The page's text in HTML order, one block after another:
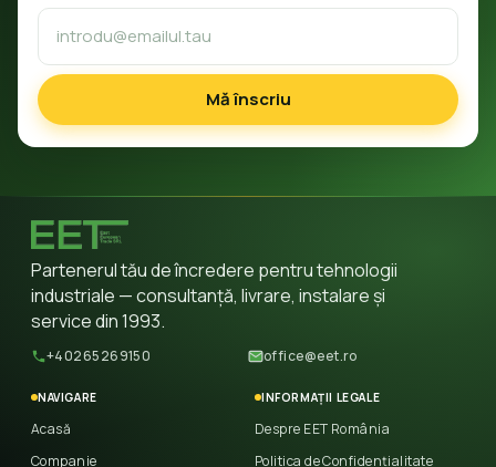
Mă înscriu
Partenerul tău de încredere pentru tehnologii
industriale — consultanță, livrare, instalare și
service din 1993.
+40265269150 office@eet.ro
NAVIGARE
Acasă
Companie
INFORMAȚII LEGALE
Despre EET România
Politica de Confidențialitate